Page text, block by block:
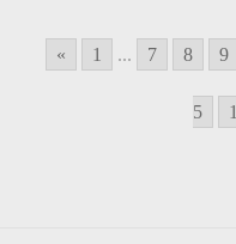
« 1 ... 7 8 9
5